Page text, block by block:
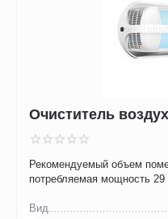
Очиститель
Рекомендуемый объем
потребляемая мощность 29
Вид